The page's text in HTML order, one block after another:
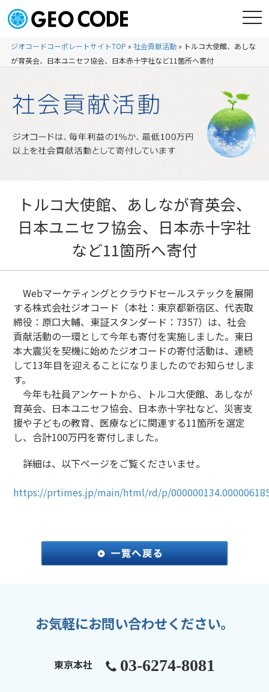
ジオコードコーポレートサイトTOP » 社会貢献活動» トルコ大使館、あしな
が育英会、日本ユニセフ協会、日本赤十字社など11箇所へ寄付
トルコ大使館、あしなが育英会、
日本ユニセフ協会、日本赤十字社
など11箇所へ寄付
Webマーケティングとクラウドセールステックを展開
する株式会社ジオコード（本社：東京都新宿区、代表取
締役：原口大輔、東証スタンダード：7357）は、社会
貢献活動の一環として今年も寄付を実施しました。東日
本大震災を契機に始めたジオコードの寄付活動は、連続
して13年目を迎えることになりましたのでお知らせしま
す。
今年も社員アンケートから、トルコ大使館、あしなが
育英会、日本ユニセフ協会、日本赤十字社など、災害支
援や子どもの教育、医療などに関連する11箇所を選定
し、合計100万円を寄付しました。
詳細は、以下ページをご覧くださいませ。
https://prtimes.jp/main/html/rd/p/
お気軽にお問い合わせください。
東京本社 03-6274-8081